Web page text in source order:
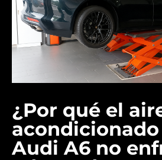
¿Por qué el
Audi A6 no